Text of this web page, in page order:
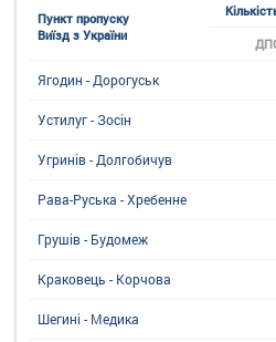
Пункт пропуску
Виїзд з України
Ягодин - Дорогуськ
Устилуг - Зосін
Угринiв - Долгобичув
Рава-Руська - Хребенне
Грушів - Будомеж
Краковець - Корчова
Шегині - Медика